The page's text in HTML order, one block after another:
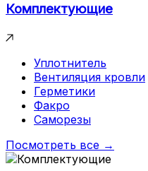
Комплектующие
Уплотнитель
Вентиляция кровли
Герметики
Факро
Саморезы
Посмотреть все →